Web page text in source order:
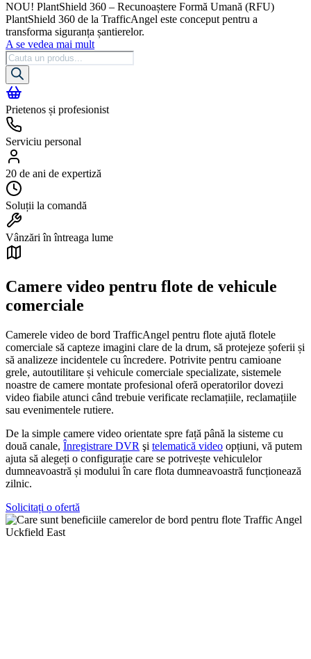
NOU! PlantShield 360 – Recunoaștere Formă Umană (RFU)
PlantShield 360 de la TrafficAngel este conceput pentru a
transforma siguranța șantierelor.
A se vedea mai mult
Cautare
produse
Prietenos și profesionist
Serviciu personal
20 de ani de expertiză
Soluții la comandă
Vânzări în întreaga lume
Camere video pentru flote de vehicule
comerciale
Camerele video de bord TrafficAngel pentru flote ajută flotele
comerciale să capteze imagini clare de la drum, să protejeze șoferii și
să analizeze incidentele cu încredere. Potrivite pentru camioane
grele, autoutilitare și vehicule comerciale specializate, sistemele
noastre de camere montate profesional oferă operatorilor dovezi
video fiabile atunci când trebuie verificate reclamațiile, reclamațiile
sau evenimentele rutiere.
De la simple camere video orientate spre față până la sisteme cu
două canale, Înregistrare DVR şi telematică video opțiuni, vă putem
ajuta să alegeți o configurație care se potrivește vehiculelor
dumneavoastră și modului în care flota dumneavoastră funcționează
zilnic.
Solicitați o ofertă